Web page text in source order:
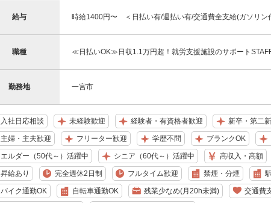
給与 時給1400円〜 ＜日払い有/週払い有/交通費全支給(ガソリン
職種 ≪日払いOK≫日収1.1万円超！就労支援施設のサポート
勤務地 一宮市
入社日応相談 未経験歓迎 経験者・有資格者歓迎 新卒・第二
主婦・主夫歓迎 フリーター歓迎 学歴不問 ブランクOK
エルダー（50代～）活躍中 シニア（60代～）活躍中 高収入・高額
昇給あり 完全週休2日制 フルタイム歓迎 禁煙・分煙
バイク通勤OK 自転車通勤OK 残業少なめ(月20h未満) 交通費